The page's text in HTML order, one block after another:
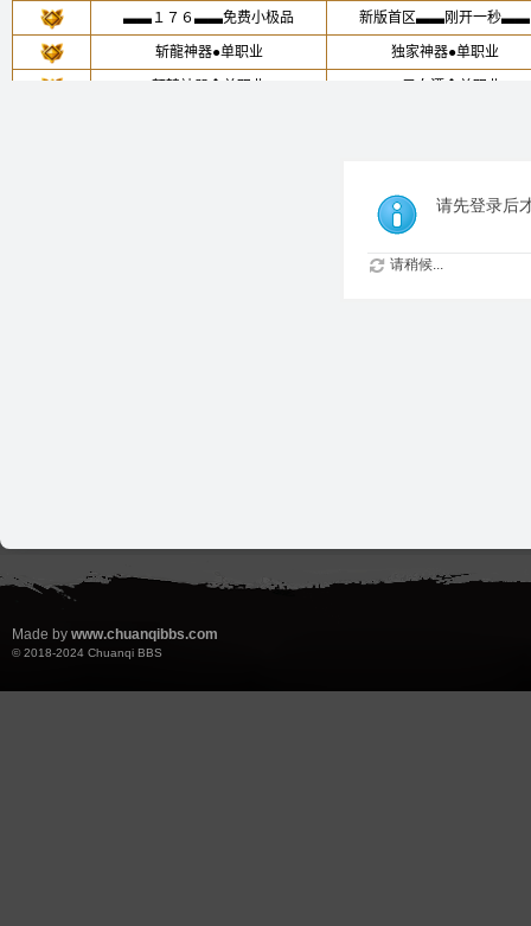
请先登录后
请稍候...
Made by www.chuanqibbs.com
© 2018-2024 Chuanqi BBS